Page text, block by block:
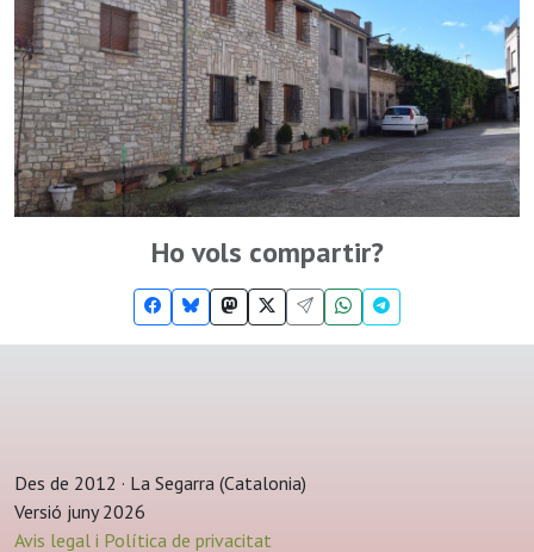
Ho vols compartir?
Des de 2012 · La Segarra (Catalonia)
Versió juny 2026
Avis legal i Política de privacitat